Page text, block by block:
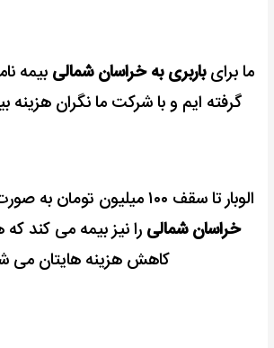
ما برایباربری به خراسان شمالی بیمه
گرفته ایم و با شرکت ما نگران هزینه
الوبار تا سقف ۱۰۰ میلیون تومان به صورت رایگان
خراسان شمالی را نیز بیمه می کند
کاهش هزینه هایتان می